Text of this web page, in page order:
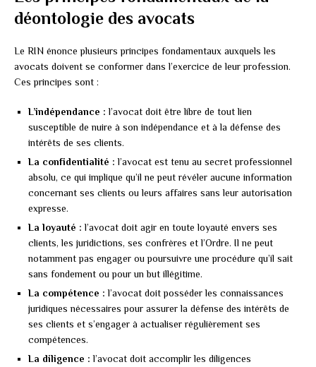
déontologie des avocats
Le RIN énonce plusieurs principes fondamentaux auxquels les
avocats doivent se conformer dans l’exercice de leur profession.
Ces principes sont :
L’indépendance : l’avocat doit être libre de tout lien
susceptible de nuire à son indépendance et à la défense des
intérêts de ses clients.
La confidentialité : l’avocat est tenu au secret professionnel
absolu, ce qui implique qu’il ne peut révéler aucune information
concernant ses clients ou leurs affaires sans leur autorisation
expresse.
La loyauté : l’avocat doit agir en toute loyauté envers ses
clients, les juridictions, ses confrères et l’Ordre. Il ne peut
notamment pas engager ou poursuivre une procédure qu’il sait
sans fondement ou pour un but illégitime.
La compétence : l’avocat doit posséder les connaissances
juridiques nécessaires pour assurer la défense des intérêts de
ses clients et s’engager à actualiser régulièrement ses
compétences.
La diligence : l’avocat doit accomplir les diligences